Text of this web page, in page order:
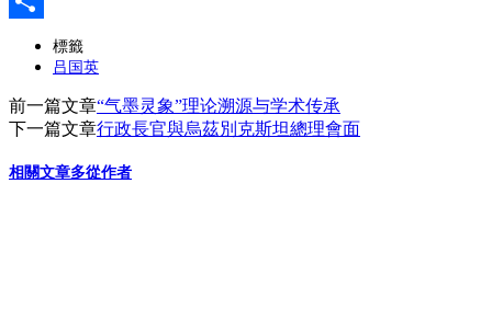
標籤
吕国英
前一篇文章“气墨灵象”理论溯源与学术传承
下一篇文章行政長官與烏茲別克斯坦總理會面
相關文章多從作者